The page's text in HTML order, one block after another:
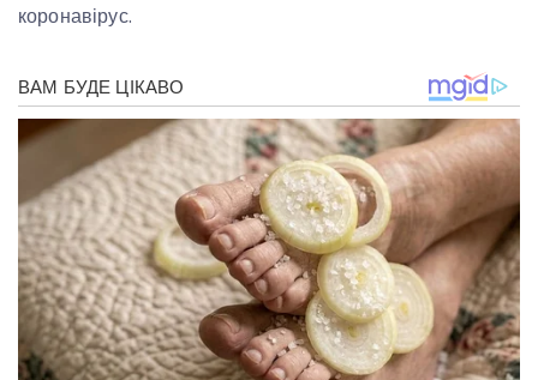
коронавірус.